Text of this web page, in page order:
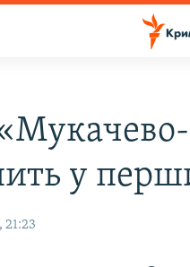
у
21:23